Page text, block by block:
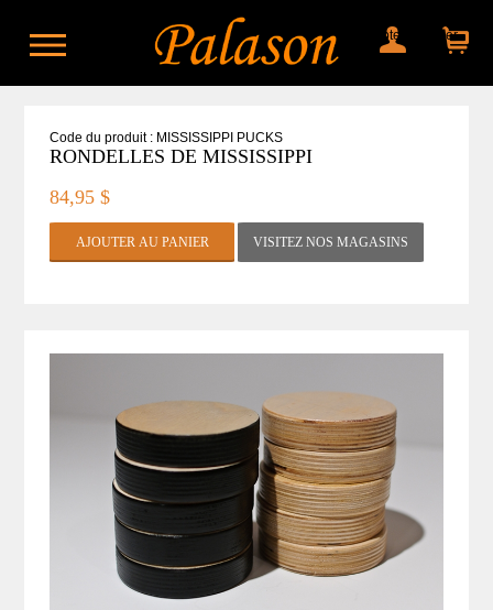
Mon compteMon panier
Code du produit : MISSISSIPPI PUCKS
RONDELLES DE MISSISSIPPI
84,95 $
VISITEZ NOS MAGASINS